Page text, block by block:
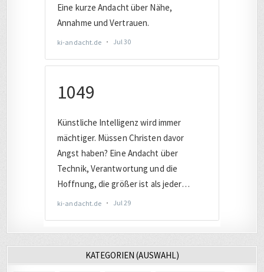
KATEGORIEN (AUSWAHL)